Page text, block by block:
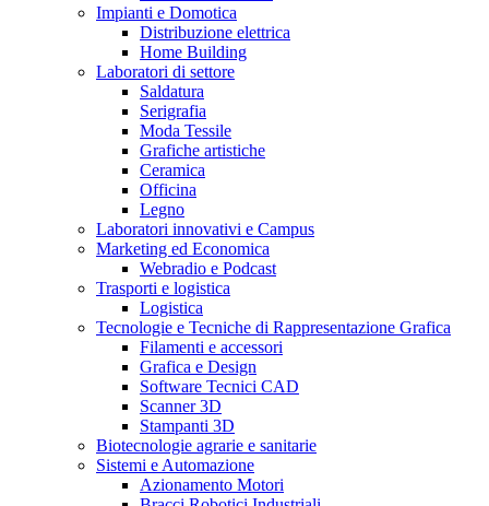
Impianti e Domotica
Distribuzione elettrica
Home Building
Laboratori di settore
Saldatura
Serigrafia
Moda Tessile
Grafiche artistiche
Ceramica
Officina
Legno
Laboratori innovativi e Campus
Marketing ed Economica
Webradio e Podcast
Trasporti e logistica
Logistica
Tecnologie e Tecniche di Rappresentazione Grafica
Filamenti e accessori
Grafica e Design
Software Tecnici CAD
Scanner 3D
Stampanti 3D
Biotecnologie agrarie e sanitarie
Sistemi e Automazione
Azionamento Motori